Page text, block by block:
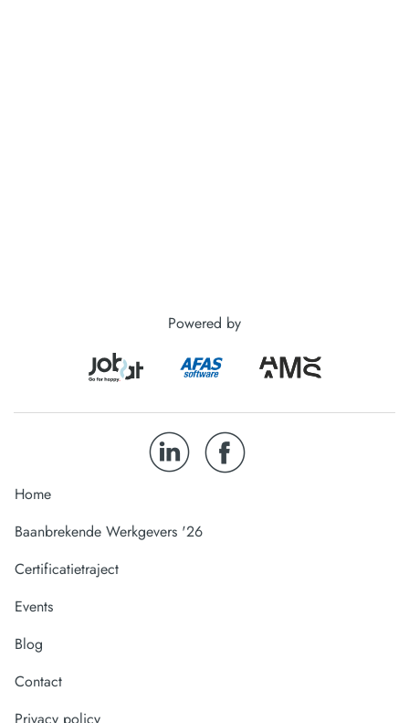
Powered by
Home
Baanbrekende Werkgevers '26
Certificatietraject
Events
Blog
Contact